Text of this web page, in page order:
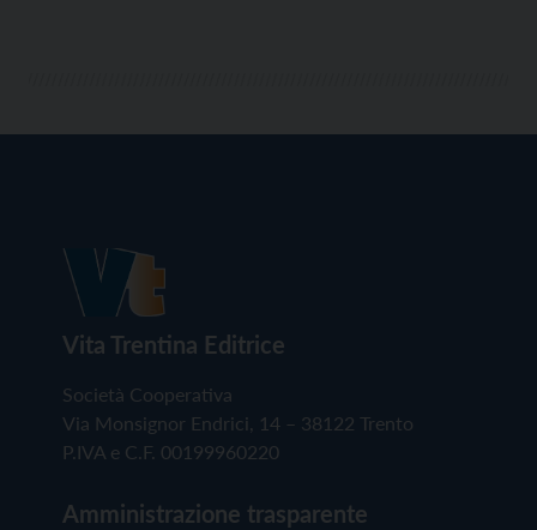
Vita Trentina Editrice
Società Cooperativa
Via Monsignor Endrici, 14 – 38122 Trento
P.IVA e C.F. 00199960220
Amministrazione trasparente